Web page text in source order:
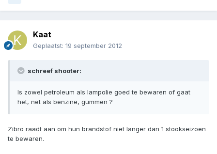
Kaat
Geplaatst: 19 september 2012
schreef shooter:
Is zowel petroleum als lampolie goed te bewaren of gaat
het, net als benzine, gummen ?
Zibro raadt aan om hun brandstof niet langer dan 1 stookseizoen
te bewaren.